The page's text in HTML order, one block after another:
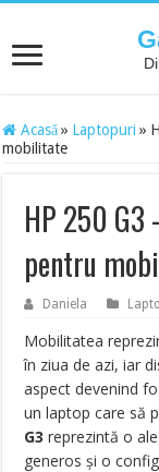
Acasă » Laptopuri »
mobilitate
HP 250
pentru
Daniela
Mobilitatea
în ziua de azi, iar
aspect devenind
un laptop care să
G3 reprezintă o
generos și o